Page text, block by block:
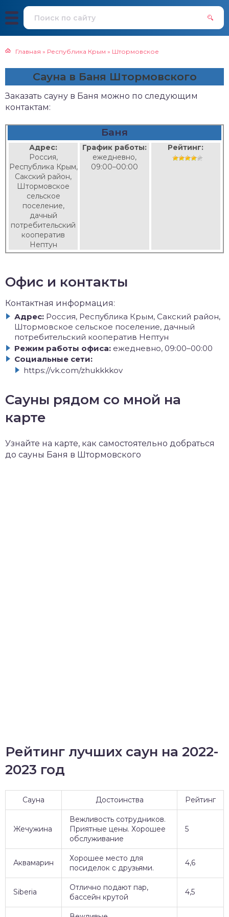
Главная » Республика Крым » Штормовское
Сауна в Баня Штормовского
Заказать сауну в Баня можно по следующим
контактам:
Баня
Адрес:
Россия,
Республика Крым,
Сакский район,
Штормовское
сельское
поселение,
дачный
потребительский
кооператив
Нептун
График работы:
ежедневно,
09:00–00:00
Рейтинг:
Офис и контакты
Контактная информация:
Адрес: Россия, Республика Крым, Сакский район,
Штормовское сельское поселение, дачный
потребительский кооператив Нептун
Режим работы офиса: ежедневно, 09:00–00:00
Социальные сети:
https://vk.com/zhukkkkov
Сауны рядом со мной на
карте
Узнайте на карте, как самостоятельно добраться
до сауны Баня в Штормовского
Рейтинг лучших саун на 2022-
2023 год
Сауна Достоинства Рейтинг
Жечужина
Вежливость сотрудников.
Приятные цены. Хорошее
обслуживание
5
Аквамарин
Хорошее место для
посиделок с друзьями.
4,6
Siberia
Отлично подают пар,
бассейн крутой
4,5